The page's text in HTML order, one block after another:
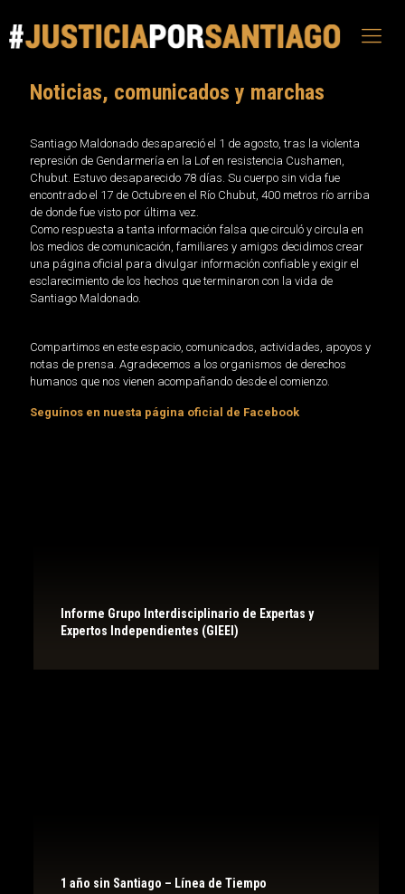
Noticias, comunicados y marchas
Santiago Maldonado desapareció el 1 de agosto, tras la violenta
represión de Gendarmería en la Lof en resistencia Cushamen,
Chubut. Estuvo desaparecido 78 días. Su cuerpo sin vida fue
encontrado el 17 de Octubre en el Río Chubut, 400 metros río arriba
de donde fue visto por última vez.
Como respuesta a tanta información falsa que circuló y circula en
los medios de comunicación, familiares y amigos decidimos crear
una página oficial para divulgar información confiable y exigir el
esclarecimiento de los hechos que terminaron con la vida de
Santiago Maldonado.
Compartimos en este espacio, comunicados, actividades, apoyos y
notas de prensa. Agradecemos a los organismos de derechos
humanos que nos vienen acompañando desde el comienzo.
Seguínos en nuesta página oficial de Facebook
Informe Grupo Interdisciplinario de Expertas y
Expertos Independientes (GIEEI)
1 año sin Santiago – Línea de Tiempo